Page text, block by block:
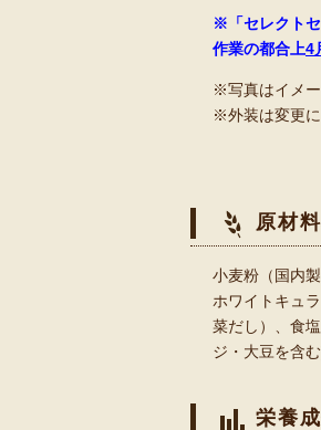
※「セレクトセ
作業の都合上4
※写真はイメー
※外装は変更に
原材
小麦粉（国内
ホワイトキュ
菜だし）、食
ジ・大豆を含
栄養